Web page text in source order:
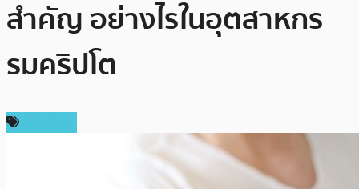
สำคัญ อย่างไรในอุตสาหกร
รมคริปโต